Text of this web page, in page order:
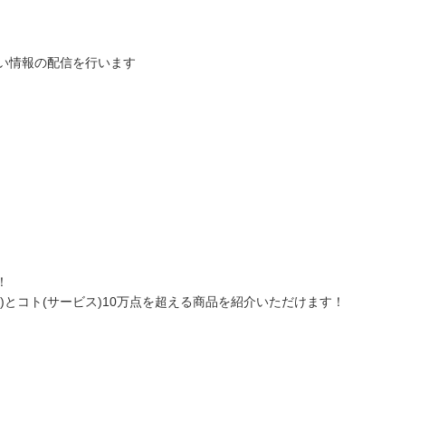
情報の配信を行います
コト(サービス)10万点を超える商品を紹介いただけます！